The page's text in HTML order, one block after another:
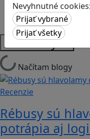
Nevyhnutné cookies:
Strategické
Zdravie a pohyb
Platformy
Načítam blogy
Recenzie
Rébusy sú
potrápia aj